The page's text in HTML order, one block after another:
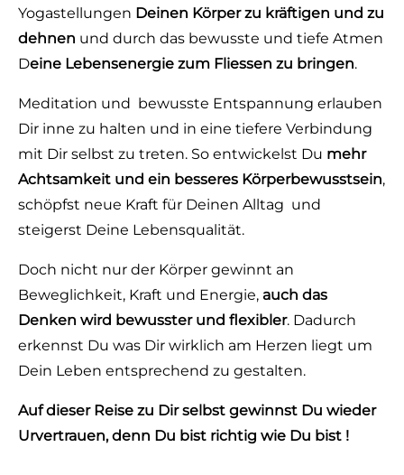
Yogastellungen Deinen Körper zu kräftigen und zu
dehnen und durch das bewusste und tiefe Atmen
Deine Lebensenergie zum Fliessen zu bringen.
Meditation und bewusste Entspannung erlauben
Dir inne zu halten und in eine tiefere Verbindung
mit Dir selbst zu treten. So entwickelst Du mehr
Achtsamkeit und ein besseres Körperbewusstsein,
schöpfst neue Kraft für Deinen Alltag und
steigerst Deine Lebensqualität.
Doch nicht nur der Körper gewinnt an
Beweglichkeit, Kraft und Energie, auch das
Denken wird bewusster und flexibler. Dadurch
erkennst Du was Dir wirklich am Herzen liegt um
Dein Leben entsprechend zu gestalten.
Auf dieser Reise zu Dir selbst gewinnst Du wieder
Urvertrauen, denn Du bist richtig wie Du bist !